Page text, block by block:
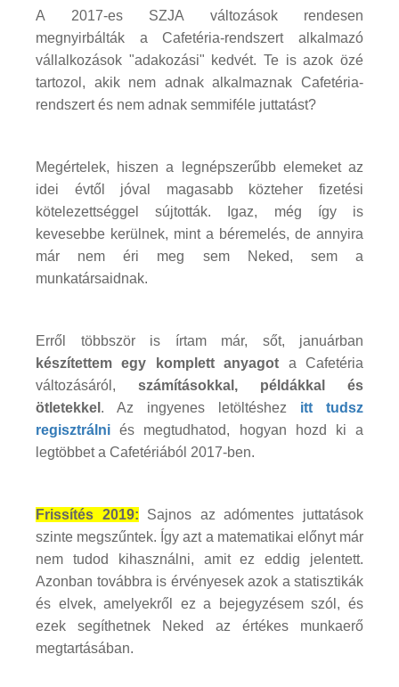
A 2017-es SZJA változások rendesen
megnyirbálták a Cafetéria-rendszert alkalmazó
vállalkozások "adakozási" kedvét. Te is azok özé
tartozol, akik nem adnak alkalmaznak Cafetéria-
rendszert és nem adnak semmiféle juttatást?
Megértelek, hiszen a legnépszerűbb elemeket az
idei évtől jóval magasabb közteher fizetési
kötelezettséggel sújtották. Igaz, még így is
kevesebbe kerülnek, mint a béremelés, de annyira
már nem éri meg sem Neked, sem a
munkatársaidnak.
Erről többször is írtam már, sőt, januárban
készítettem egy komplett anyagot a Cafetéria
változásáról, számításokkal, példákkal és
ötletekkel . Az ingyenes letöltéshez itt tudsz
regisztrálni és megtudhatod, hogyan hozd ki a
legtöbbet a Cafetériából 2017-ben.
Frissítés 2019: Sajnos az adómentes juttatások
szinte megszűntek. Így azt a matematikai előnyt már
nem tudod kihasználni, amit ez eddig jelentett.
Azonban továbbra is érvényesek azok a statisztikák
és elvek, amelyekről ez a bejegyzésem szól, és
ezek segíthetnek Neked az értékes munkaerő
megtartásában.